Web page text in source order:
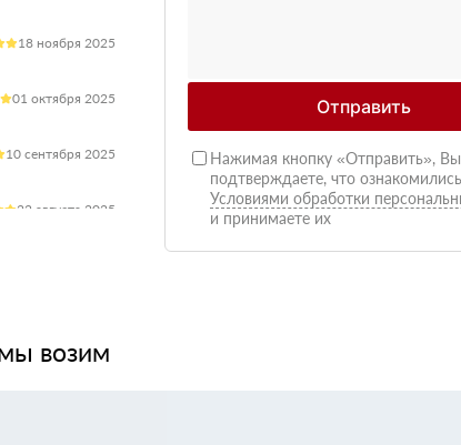
18 ноября 2025
01 октября 2025
10 сентября 2025
22 августа 2025
Отправить
Нажимая кнопку «Отправить», Вы
подтверждаете, что
Условиями обработки
и принимаете их
возим